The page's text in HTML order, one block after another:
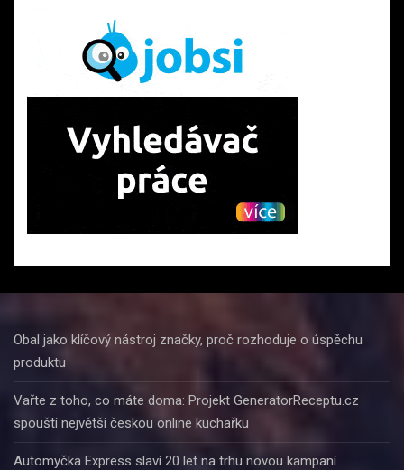
Obal jako klíčový nástroj značky, proč rozhoduje o úspěchu
produktu
Vařte z toho, co máte doma: Projekt GeneratorReceptu.cz
spouští největší českou online kuchařku
Automyčka Express slaví 20 let na trhu novou kampaní